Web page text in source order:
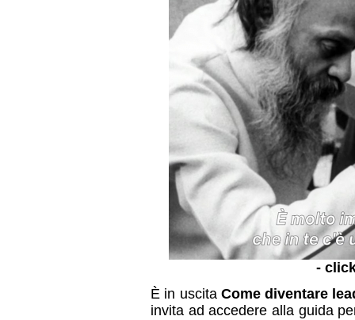
-
È in uscita Come diventare
invita ad accedere alla guida